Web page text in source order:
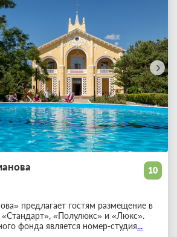
10
предлагает гостям размещение в
«Стандарт», «Полулюкс» и «Люкс».
фонда является номер-студия...